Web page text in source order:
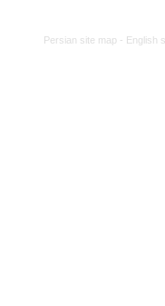
Persian site map - English